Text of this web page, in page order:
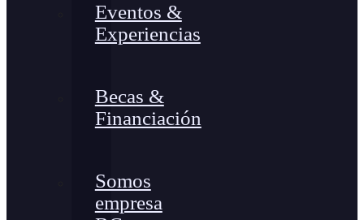
Eventos &
Experiencias
Becas &
Financiación
Somos
empresa